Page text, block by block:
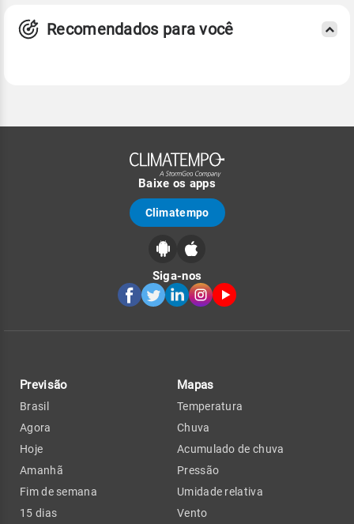
Recomendados para você
Baixe os apps
Climatempo
Siga-nos
Previsão
Brasil
Agora
Hoje
Amanhã
Fim de semana
15 dias
Mapas
Temperatura
Chuva
Acumulado de chuva
Pressão
Umidade relativa
Vento